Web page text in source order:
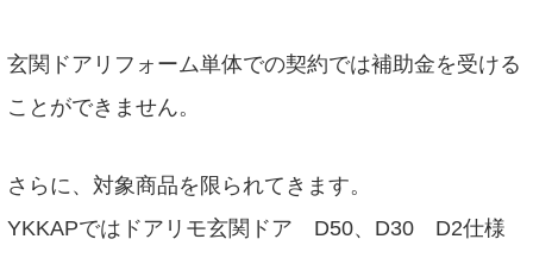
玄関ドアリフォーム単体での契約では補助金を受ける
ことができません。
さらに、対象商品を限られてきます。
YKKAPではドアリモ玄関ドア D50、D30 D2仕様